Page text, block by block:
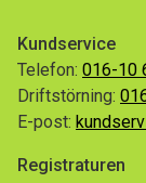
Kundservice
Telefon: 016-10
Driftstörning:
E-post:
Registraturen